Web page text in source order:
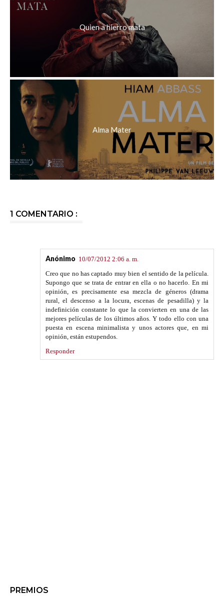
Quien a hierro mata
Alma Mater
1 COMENTARIO :
Anónimo 10/07/2012 2:06 a. m.
Creo que no has captado muy bien el sentido de la película.
Supongo que se trata de entrar en ella o no hacerlo. En mi
opinión, es precisamente esa mezcla de géneros (drama
rural, el descenso a la locura, escenas de pesadilla) y la
indefinición constante lo que la convierten en una de las
mejores películas de los últimos años. Y todo ello con una
puesta en escena minimalista y unos actores que, en mi
opinión, están estupendos.
Responder
PREMIOS